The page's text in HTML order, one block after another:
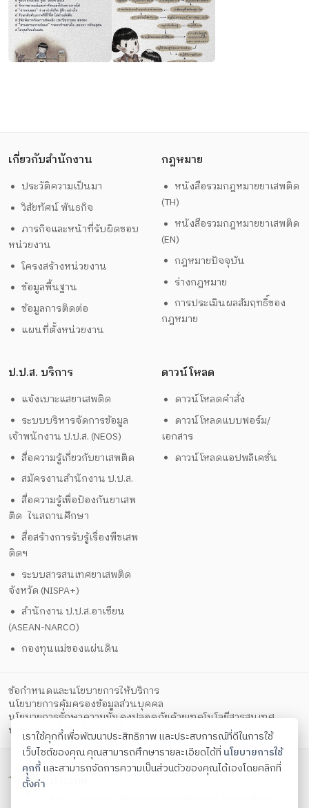
เกี่ยวกับสำนักงาน
ประวัติความเป็นมา
วิสัยทัศน์ พันธกิจ
ภารกิจและหน้าที่รับผิดชอบ
หน่วยงาน
โครงสร้างหน่วยงาน
ข้อมูลพื้นฐาน
ข้อมูลการติดต่อ
แผนที่ตั้งหน่วยงาน
กฎหมาย
หนังสือรวมกฎหมายยาเสพติด
(TH)
หนังสือรวมกฎหมายยาเสพติด
(EN)
กฎหมายปัจจุบัน
ร่างกฎหมาย
การประเมินผลสัมฤทธิ์ของ
กฎหมาย
ป.ป.ส. บริการ
แจ้งเบาะแสยาเสพติด
ระบบบริหารจัดการข้อมูล
เจ้าพนักงาน ป.ป.ส. (NEOS)
สื่อความรู้เกี่ยวกับยาเสพติด
สมัครงานสำนักงาน ป.ป.ส.
สื่อความรู้เพื่อป้องกันยาเสพ
ติด ในสถานศึกษา
สื่อสร้างการรับรู้เรื่องพืชเสพ
ติดฯ
ระบบสารสนเทศยาเสพติด
จังหวัด (NISPA+)
สำนักงาน ป.ป.ส.อาเซียน
(ASEAN-NARCO)
กองทุนแม่ของแผ่นดิน
ดาวน์โหลด
ดาวน์โหลดคำสั่ง
ดาวน์โหลดแบบฟอร์ม/
เอกสาร
ดาวน์โหลดแอปพลิเคชั่น
ข้อกำหนดและนโยบายการให้บริการ
นโยบายการคุ้มครองข้อมูลส่วนบุคคล
นโยบายการรักษาความมั่นคงปลอดภัยด้วยเทคโนโลยีสารสนเทศ
นโยบายคุกกี้
ตั้งค่าคุกกี้
วิทยาลัยป้องกันและปราบปรามยาเสพติดระหว่าง
เราใช้คุกกี้เพื่อพัฒนาประสิทธิภาพ และประสบการณ์ที่ดีในการใช้
เว็บไซต์ของคุณ คุณสามารถศึกษารายละเอียดได้ที่ นโยบายการใช้
คุกกี้และสามารถจัดการความเป็นส่วนตัวของคุณได้เองโดยคลิกที่
ตั้งค่า